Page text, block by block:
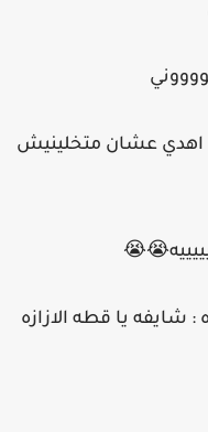
اهدي عشان متخلينيش
يا قطه الازازه